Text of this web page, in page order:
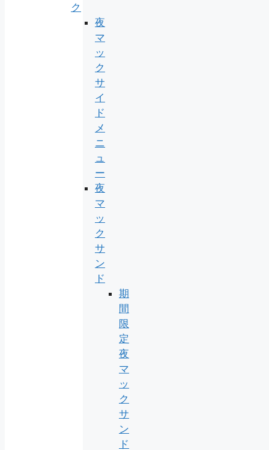
ク
夜
マ
ッ
ク
サ
イ
ド
メ
ニ
ュ
ー
夜
マ
ッ
ク
サ
ン
ド
期
間
限
定
夜
マ
ッ
ク
サ
ン
ド